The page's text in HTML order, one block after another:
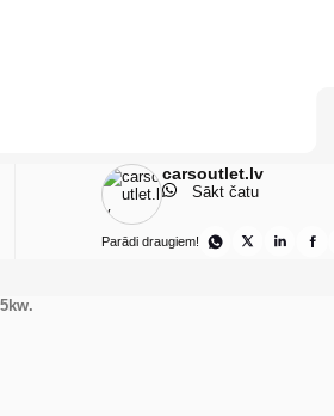
carsoutlet.lv
Sākt čatu
Parādi draugiem!